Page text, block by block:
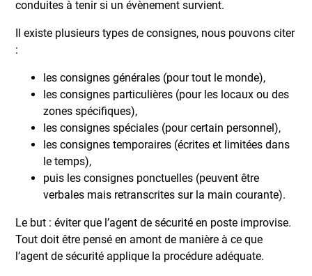
conduites à tenir si un évènement survient.
Il existe plusieurs types de consignes, nous pouvons citer
:
les consignes générales (pour tout le monde),
les consignes particulières (pour les locaux ou des
zones spécifiques),
les consignes spéciales (pour certain personnel),
les consignes temporaires (écrites et limitées dans
le temps),
puis les consignes ponctuelles (peuvent être
verbales mais retranscrites sur la main courante).
Le but : éviter que l’agent de sécurité en poste improvise.
Tout doit être pensé en amont de manière à ce que
l’agent de sécurité applique la procédure adéquate.